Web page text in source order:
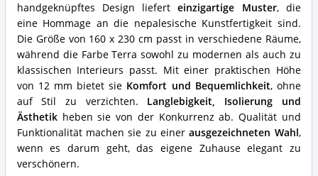
handgeknüpftes Design lieferteinzigartige Muster, die
eine Hommage an die nepalesische Kunstfertigkeit sind.
Die Größe von 160 x 230 cm passt in verschiedene Räume,
während die Farbe Terra sowohl zu modernen als auch zu
klassischen Interieurs passt. Mit einer praktischen Höhe
von 12 mm bietet sie Komfort und Bequemlichkeit, ohne
auf Stil zu verzichten. Langlebigkeit, Isolierung und
Ästhetikheben sie von der Konkurrenz ab. Qualität und
Funktionalität machen sie zu einerausgezeichneten Wahl,
wenn es darum geht, das eigene Zuhause elegant zu
verschönern.